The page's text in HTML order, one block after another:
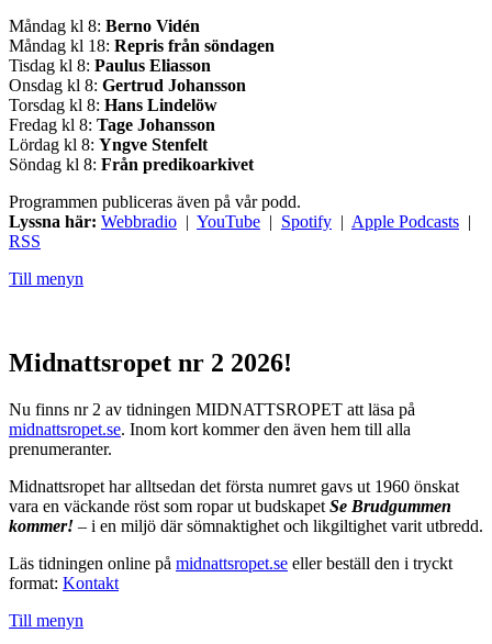
Måndag kl 8: Berno Vidén
Måndag kl 18: Repris från söndagen
Tisdag kl 8: Paulus Eliasson
Onsdag kl 8: Gertrud Johansson
Torsdag kl 8: Hans Lindelöw
Fredag kl 8: Tage Johansson
Lördag kl 8: Yngve Stenfelt
Söndag kl 8: Från predikoarkivet
Programmen publiceras även på vår podd.
Lyssna här: Webbradio | YouTube | Spotify | Apple Podcasts |
RSS
Till menyn
Midnattsropet nr 2 2026!
Nu finns nr 2 av tidningen MIDNATTSROPET att läsa på
midnattsropet.se. Inom kort kommer den även hem till alla
prenumeranter.
Midnattsropet har alltsedan det första numret gavs ut 1960 önskat
vara en väckande röst som ropar ut budskapet Se Brudgummen
kommer! – i en miljö där sömnaktighet och likgiltighet varit utbredd.
Läs tidningen online på midnattsropet.se eller beställ den i tryckt
format: Kontakt
Till menyn